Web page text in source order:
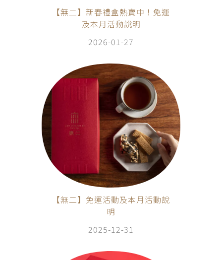
【無二】新春禮盒熱賣中！免運
及本月活動說明
2026-01-27
【無二】免運活動及本月活動說
明
2025-12-31